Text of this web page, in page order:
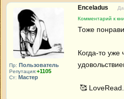
Пр: Пользователь
Репутация:+1105
Ст: Мастер
Enceladus
Комментарий к
Тоже
Когда-то уже
🥰